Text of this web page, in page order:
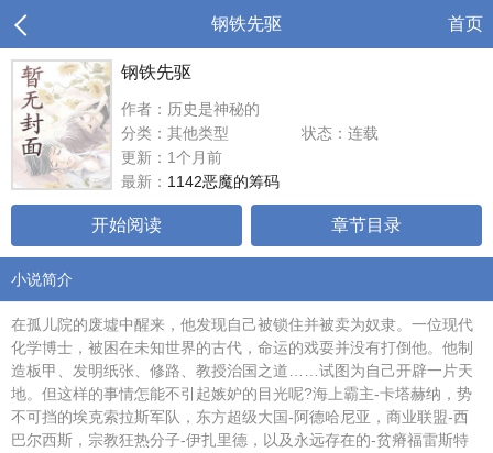
钢铁先驱 首页
钢铁先驱
作者：历史是神秘的
分类：其他类型
状态：连载
更新：1个月前
最新： 1142恶魔的筹码
开始阅读 章节目录
小说简介
在孤儿院的废墟中醒来，他发现自己被锁住并被卖为奴隶。一位现代
化学博士，被困在未知世界的古代，命运的戏耍并没有打倒他。他制
造板甲、发明纸张、修路、教授治国之道……试图为自己开辟一片天
地。但这样的事情怎能不引起嫉妒的目光呢?海上霸主-卡塔赫纳，势
不可挡的埃克索拉斯军队，东方超级大国-阿德哈尼亚，商业联盟-西
巴尔西斯，宗教狂热分子-伊扎里德，以及永远存在的-贫瘠福雷斯特